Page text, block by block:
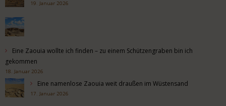
19. Januar 2026
Eine Zaouia wollte ich finden – zu einem Schützengraben bin ich
gekommen
18. Januar 2026
Eine namenlose Zaouia weit draußen im Wüstensand
17. Januar 2026